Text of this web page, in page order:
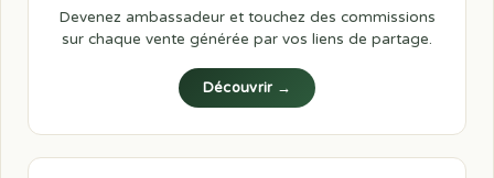
Devenez ambassadeur et touchez des commissions
sur chaque vente générée par vos liens de partage.
Découvrir →